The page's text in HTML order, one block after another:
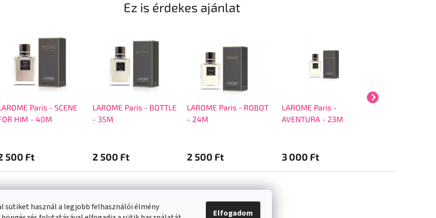
sütiket használ a legjobb felhasználói élmény
Elfogadom
Ez is érdekes ajánlat
Paris - SCENE
HIM - 40M
500 Ft
LAROME Paris - BOTTLE
- 35M
2 500 Ft
LAROME Paris - ROBOT
- 24M
2 500 Ft
LAROME Paris -
AVENTURA - 23M
3 000 Ft